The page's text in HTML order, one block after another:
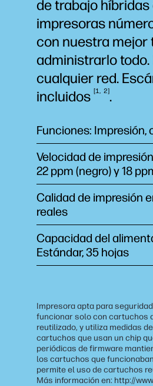
de trabajo
impresoras
con nuestra mejor
administrarlo todo.
cualquier red.
incluidos
1 2 .
Funciones: Impresión,
Velocidad de
22 ppm (negro) y 18
Calidad de impresión
reales
Capacidad del
Estándar, 35 hojas
Impresora apta para
funcionar solo con cartuchos
reutilizado, y utiliza medidas
cartuchos que usan un chip
periódicas de firmware
los cartuchos que
permite el uso de cartuchos
Más información en: http://